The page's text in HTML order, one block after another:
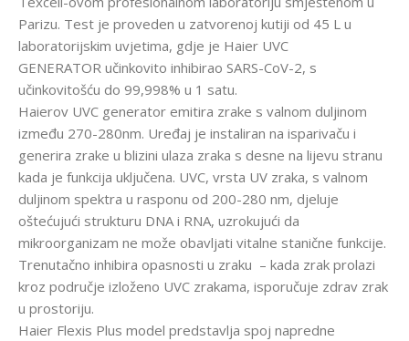
Parizu. Test je proveden u zatvorenoj kutiji od 45 L u
laboratorijskim uvjetima, gdje je Haier UVC
GENERATOR učinkovito inhibirao SARS-CoV-2, s
učinkovitošću do 99,998% u 1 satu.
Haierov UVC generator emitira zrake s valnom duljinom
između 270-280nm. Uređaj je instaliran na isparivaču i
generira zrake u blizini ulaza zraka s desne na lijevu stranu
kada je funkcija uključena. UVC, vrsta UV zraka, s valnom
duljinom spektra u rasponu od 200-280 nm, djeluje
oštećujući strukturu DNA i RNA, uzrokujući da
mikroorganizam ne može obavljati vitalne stanične funkcije.
Trenutačno inhibira opasnosti u zraku – kada zrak prolazi
kroz područje izloženo UVC zrakama, isporučuje zdrav zrak
u prostoriju.
Haier Flexis Plus model predstavlja spoj napredne